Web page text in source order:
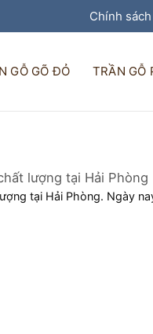
Chính
GỖ GÕ ĐỎ TRẦN GỖ
lượng tại Hải Phòng
tại Hải Phòng. Ngày